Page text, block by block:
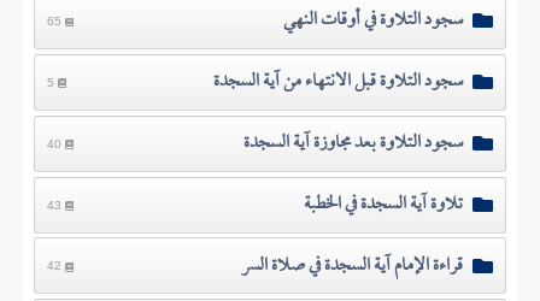
سجود التلاوة في أوقات النهي 65
سجود التلاوة قبل الانتهاء من آية السجدة 5
سجود التلاوة بعد مجاوزة آية السجدة 40
تلاوة آية السجدة في الخطبة 43
قراءة الإمام آية السجدة في صلاة السر 42